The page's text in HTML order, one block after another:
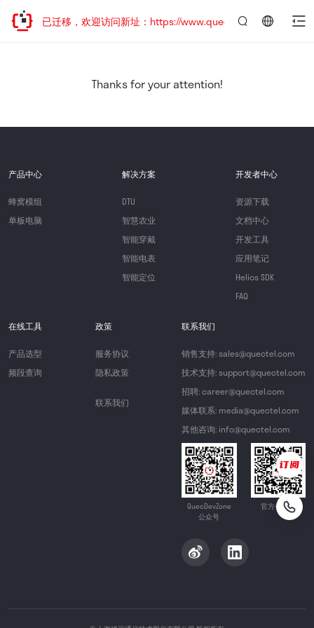
网站地址已迁移，欢迎访问新址：https://www.quectel.com.cn
Thanks for your attention!
产品中心
蜂窝模组
单板电脑
解决方案
DTU
智慧农业
智能穿戴
智能电表
智能定位
开发者中心
资源下载
文档中心
开发工具
应用笔记
Helios SDK
FAQ
在线工具
产品选型
频段查询
政策
服务协议
隐私政策
联系我们
联系我们
销售支持: sales@quectel.com
技术支持: support@quectel.com
招聘: career@quectel.com
媒体联系: media@quectel.com
其他咨询: info@quectel.com
QuecDevZone
公众号
官方公众号